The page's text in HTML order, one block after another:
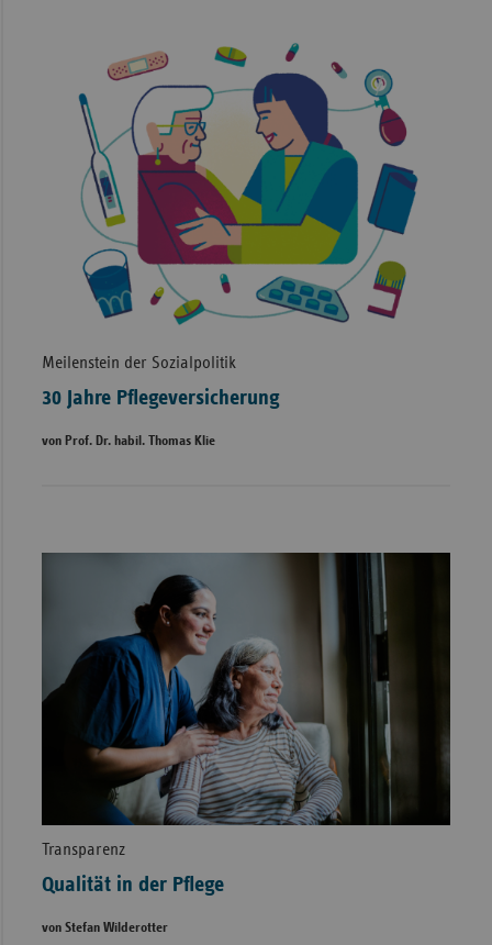
Meilenstein der Sozialpolitik
30 Jahre Pflegeversicherung
von Prof. Dr. habil. Thomas Klie
Transparenz
Qualität in der Pflege
von Stefan Wilderotter